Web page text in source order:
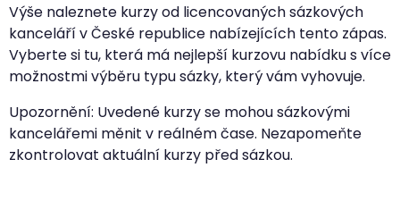
Výše naleznete kurzy od licencovaných sázkových
kanceláří v České republice nabízejících tento zápas.
Vyberte si tu, která má nejlepší kurzovu nabídku s více
možnostmi výběru typu sázky, který vám vyhovuje.
Upozornění: Uvedené kurzy se mohou sázkovými
kancelářemi měnit v reálném čase. Nezapomeňte
zkontrolovat aktuální kurzy před sázkou.